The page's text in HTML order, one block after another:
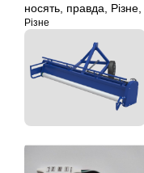
носять правда Різне
Різне